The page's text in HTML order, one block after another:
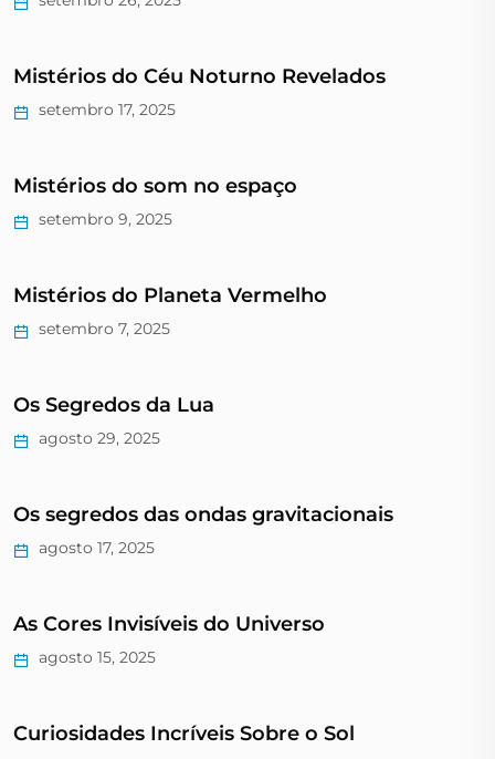
Mistérios do Céu Noturno Revelados
setembro 17, 2025
Mistérios do som no espaço
setembro 9, 2025
Mistérios do Planeta Vermelho
setembro 7, 2025
Os Segredos da Lua
agosto 29, 2025
Os segredos das ondas gravitacionais
agosto 17, 2025
As Cores Invisíveis do Universo
agosto 15, 2025
Curiosidades Incríveis Sobre o Sol